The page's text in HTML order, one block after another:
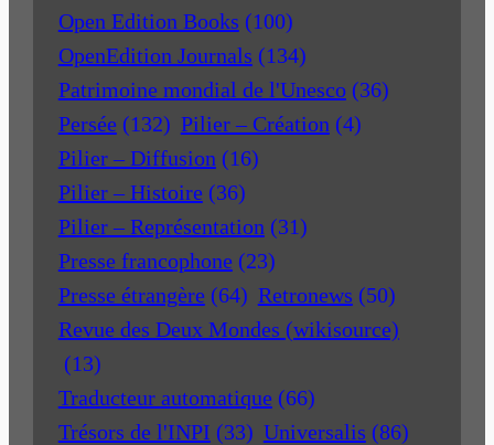
Open Edition Books (100)
OpenEdition Journals (134)
Patrimoine mondial de l'Unesco (36)
Persée (132) Pilier – Création (4)
Pilier – Diffusion (16)
Pilier – Histoire (36)
Pilier – Représentation (31)
Presse francophone (23)
Presse étrangère (64) Retronews (50)
Revue des Deux Mondes (wikisource)
(13)
Traducteur automatique (66)
Trésors de l'INPI (33) Universalis (86)